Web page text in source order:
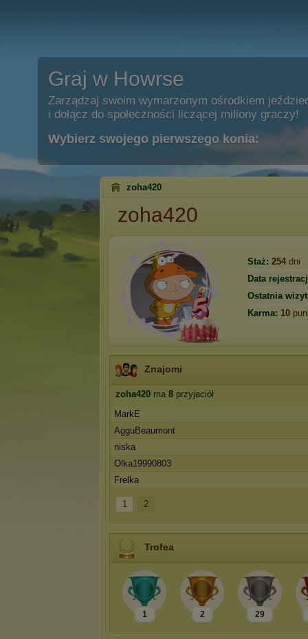
Graj w Howrse
Zarządzaj swoim wymarzonym ośrodkiem
i dołącz do społeczności liczącej miliony graczy!
Wybierz swojego pierwszego konia:
zoha420
zoha420
Staż: 254 dni
Data
Ostatnia
Karma: 10
Znajomi
zoha420 ma 8 przyjaciół
MarkE
AgguBeaumont
niska
Olka19990803
Frelka
1 2
Trofea
1 2 29